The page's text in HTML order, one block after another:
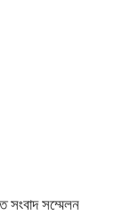
সংবাদ সম্মেলন